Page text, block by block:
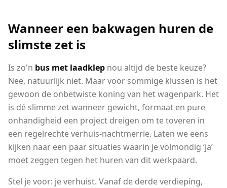
Wanneer een bakwagen huren de
slimste zet is
Is zo'n bus met laadklep nou altijd de beste keuze?
Nee, natuurlijk niet. Maar voor sommige klussen is het
gewoon de onbetwiste koning van het wagenpark. Het
is dé slimme zet wanneer gewicht, formaat en pure
onhandigheid een project dreigen om te toveren in
een regelrechte verhuis-nachtmerrie. Laten we eens
kijken naar een paar situaties waarin je volmondig ‘ja’
moet zeggen tegen het huren van dit werkpaard.
Stel je voor: je verhuist. Vanaf de derde verdieping,